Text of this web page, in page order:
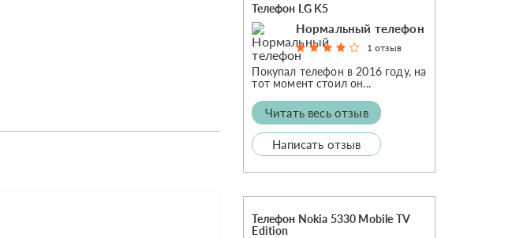
Телефон LG K5
Нормальный телефон
1 отзыв
Покупал телефон в 2016 году, на
тот момент стоил он...
Читать весь отзыв
Написать отзыв
Телефон Nokia 5330 Mobile TV
Edition